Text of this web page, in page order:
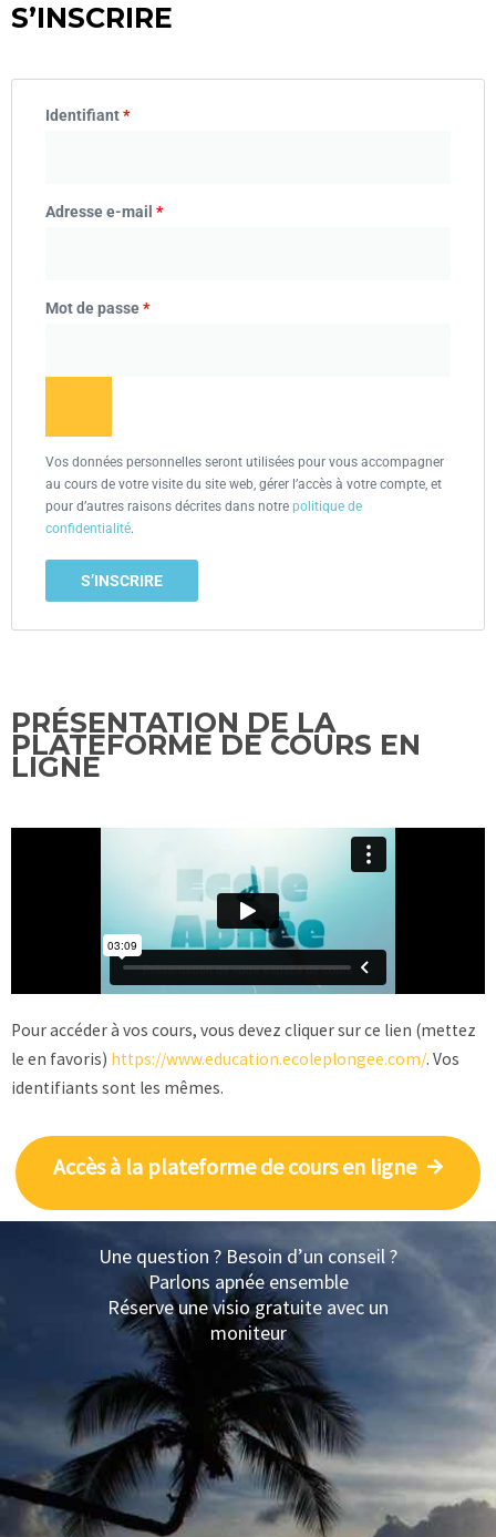
S’INSCRIRE
Identifiant*
Adresse e-mail *
Mot de passe*
Vos données personnelles seront utilisées pour vous accompagner
au cours de votre visite du site web, gérer l’accès à votre compte, et
pour d’autres raisons décrites dans notre politique de
confidentialité.
S’INSCRIRE
PRÉSENTATION DE LA
PLATEFORME DE COURS EN
LIGNE
Pour accéder à vos cours, vous devez cliquer sur ce lien (mettez
le en favoris) https://www.education.ecoleplongee.com/. Vos
identifiants sont les mêmes.
Accès à la plateforme de cours en ligne
Une question ? Besoin d’un conseil ?
Parlons apnée ensemble
Réserve une visio gratuite avec un
moniteur